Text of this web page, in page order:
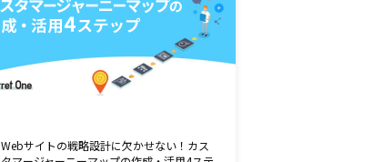
Webサイトの戦略設計に欠かせない！カス